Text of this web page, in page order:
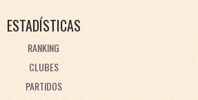
ESTADÍSTICAS
RANKING
CLUBES
PARTIDOS